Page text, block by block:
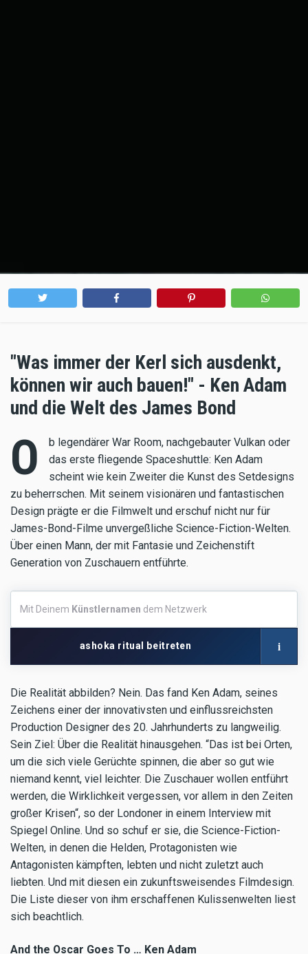
"Was immer der Kerl sich ausdenkt,
können wir auch bauen!" - Ken Adam
und die Welt des James Bond
O
b legendärer War Room, nachgebauter Vulkan oder
das erste fliegende Spaceshuttle: Ken Adam
scheint wie kein Zweiter die Kunst des Setdesigns
zu beherrschen. Mit seinem visionären und fantastischen
Design prägte er die Filmwelt und erschuf nicht nur für
James-Bond-Filme unvergeßliche Science-Fiction-Welten.
Über einen Mann, der mit Fantasie und Zeichenstift
Generation von Zuschauern entführte.
Deinem
Künstlernamen
Mit Deinem Künstlernamen dem Netzwerk
ashoka ritual beitreten i
Die Realität abbilden? Nein. Das fand Ken Adam, seines
Zeichens einer der innovativsten und einflussreichsten
Production Designer des 20. Jahrhunderts zu langweilig.
Sein Ziel: Über die Realität hinausgehen. “Das ist bei Orten,
um die sich viele Gerüchte spinnen, die aber so gut wie
niemand kennt, viel leichter. Die Zuschauer wollen entführt
werden, die Wirklichkeit vergessen, vor allem in den Zeiten
großer Krisen“, so der Londoner in einem Interview mit
Spiegel Online. Und so schuf er sie, die Science-Fiction-
Welten, in denen die Helden, Protagonisten wie
Antagonisten kämpften, lebten und nicht zuletzt auch
liebten. Und mit diesen ein zukunftsweisendes Filmdesign.
Die Liste dieser von ihm erschaffenen Kulissenwelten liest
sich beachtlich.
And the Oscar Goes To … Ken Adam